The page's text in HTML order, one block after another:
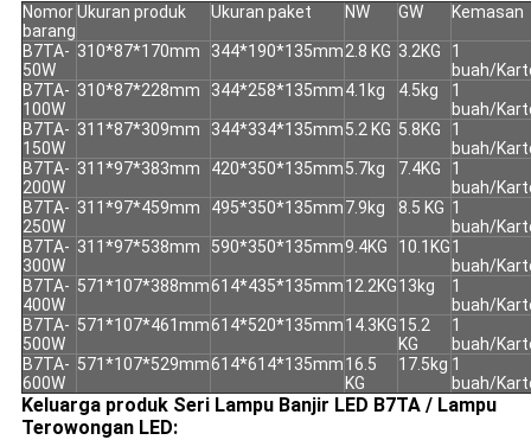
Nomor
barang
Ukuran produk Ukuran paket NW GW Kemasan
B7TA-
50W
310*87*170mm 344*190*135mm2.8 KG 3.2KG
1
buah/
B7TA-
100W
310*87*228mm 344*258*135mm4.1kg 4.5kg
1
buah/
B7TA-
150W
311*87*309mm 344*334*135mm5.2 KG 5.8KG
1
buah/
B7TA-
200W
311*97*383mm 420*350*135mm5.7kg 7.4KG
1
buah/
B7TA-
250W
311*97*459mm 495*350*135mm7.9kg 8.5 KG 1
buah/
B7TA-
300W
311*97*538mm 590*350*135mm9.4KG 10.1KG1
buah/
B7TA-
400W
571*107*388mm614*435*135mm12.2KG13kg
1
buah/
B7TA-
500W
571*107*461mm614*520*135mm14.3KG15.2
KG
1
buah/
B7TA-
600W
571*107*529mm614*614*135mm16.5
KG
17.5kg 1
buah/
Keluarga produkSeri Lampu Banjir LED B7TA / Lampu
Terowongan LED: